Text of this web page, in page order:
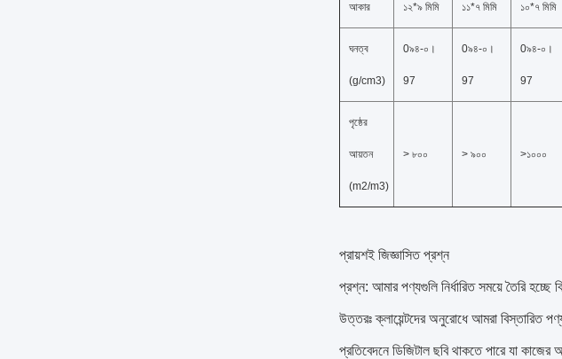
আকার ১২*৯ মিমি ১১*৭ মিমি ১০*৭ মিমি
ঘনত্ব
(g/cm3)
0৯৪-০।
97
0৯৪-০।
97
0৯৪-০।
97
পৃষ্ঠের
আয়তন
(m2/m3)
> ৮০০ > ৯০০ >১০০০
প্রায়শই জিজ্ঞাসিত প্রশ্ন
প্রশ্ন: আমার পণ্যগুলি নির্ধারিত সময়ে তৈরি হচ্ছে
উত্তরঃ ক্লায়েন্টদের অনুরোধে আমরা বিস্তারিত পণ্য
প্রতিবেদনে ডিজিটাল ছবি থাকতে পারে যা কাজের